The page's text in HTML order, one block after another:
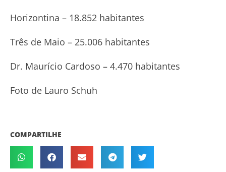
Horizontina – 18.852 habitantes
Três de Maio – 25.006 habitantes
Dr. Maurício Cardoso – 4.470 habitantes
Foto de Lauro Schuh
COMPARTILHE